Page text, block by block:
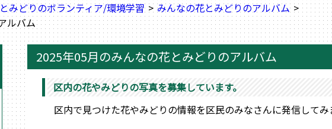
みどりのボランティア/環境学習
みんなの花とみどりのアルバム
ルバム
2025年05月のみんなの花とみどりのアルバム
区内の花やみどりの写真を募集しています。
区内で見つけた花やみどりの情報を区民のみなさんに発信してみ